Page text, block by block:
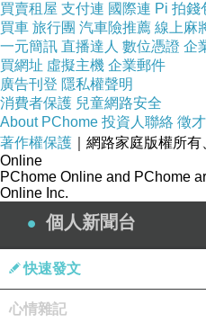
買賣租屋 支付連 國際連 Pi 拍錢
買車 旅行團 汽車險推薦 線上麻
一元簡訊 直播達人 數位憑證 企
買網址 虛擬主機 企業郵件
廣告刊登 隱私權聲明
消費者保護 兒童網路安全
About PChome 投資人聯絡 徵才
著作權保護 ｜網路家庭版權所
Online
PChome Online and PChome
Online Inc.
個人新聞台
快速發文
心情雜記